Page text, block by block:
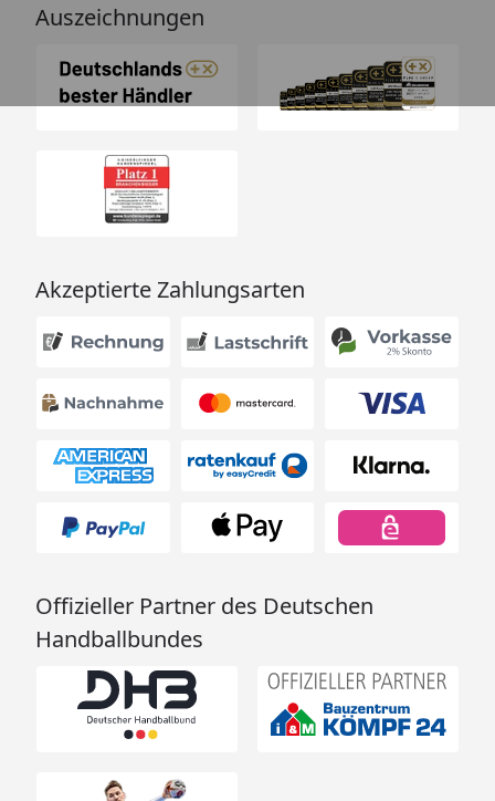
Auszeichnungen
Akzeptierte Zahlungsarten
Offizieller Partner des Deutschen
Handballbundes